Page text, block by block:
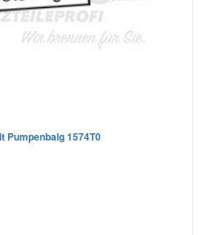
Pumpenbalg 1574T0